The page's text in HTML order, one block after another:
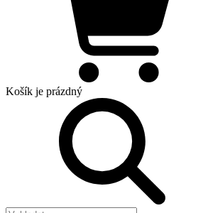
Košík je prázdný